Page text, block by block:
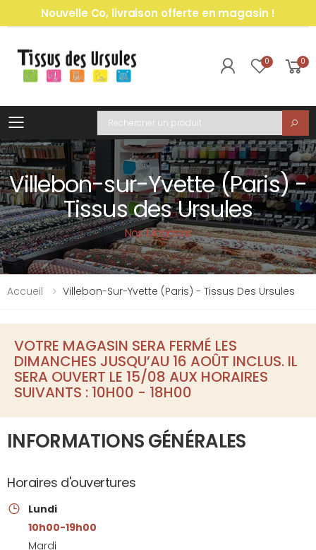
Nouvelle Co, livraison offerte en magasin !
0 0
Toggle mobile menu
Recherche
Villebon-sur-Yvette (Paris) -
Tissus des Ursules
Nos Magasins
Accueil Villebon-Sur-Yvette (Paris) - Tissus Des Ursules
VOTRE MAGASIN SERA FERMÉ LES
DIMANCHES JUSQU’AU 16 AOÛT INCLUS. IL
SERA OUVERT LE 15/08 AUX HORAIRES
SUIVANTS : 10H00 - 18H00
INFORMATIONS GÉNÉRALES
Horaires d'ouvertures
Lundi
10h00-19h00
Mardi